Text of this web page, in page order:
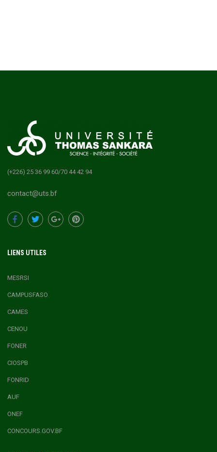
(+226) 25 36 99 60/70 44 42 94
contact@uts.bf
LIENS UTILES
MESRSI
CAMPUSFASO
CAMES
CENOU
FONER
CIOSPB
FONRID
AUF
ONEF
CONCOURS.GOV.BF